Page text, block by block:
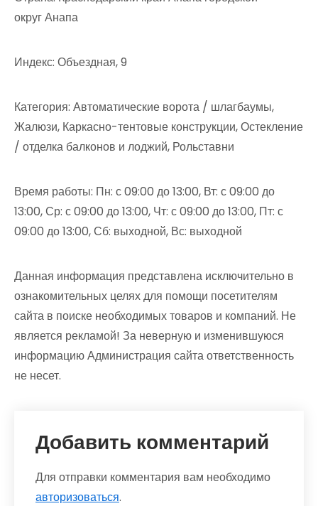
округ Анапа
Индекс: Объездная, 9
Категория: Автоматические ворота / шлагбаумы,
Жалюзи, Каркасно-тентовые конструкции, Остекление
/ отделка балконов и лоджий, Рольставни
Время работы: Пн: с 09:00 до 13:00, Вт: с 09:00 до
13:00, Ср: с 09:00 до 13:00, Чт: с 09:00 до 13:00, Пт: с
09:00 до 13:00, Сб: выходной, Вс: выходной
Данная информация представлена исключительно в
ознакомительных целях для помощи посетителям
сайта в поиске необходимых товаров и компаний. Не
является рекламой! За неверную и изменившуюся
информацию Администрация сайта ответственность
не несет.
Добавить комментарий
Для отправки комментария вам необходимо
авторизоваться.